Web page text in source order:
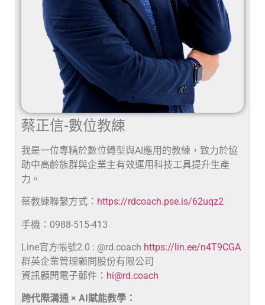
蔡正信-數位教練
我是一位專精於數位轉型與AI應用的教練，致力於協
助中高齡族群與企業主有效運用科技工具提升生產
力。
蔡教練聯繫方式： https://rdcoach.pse.is/62uqz2
手機：0988-515-413
Line官方帳號2.0 : @rd.coach https://lin.ee/n4T9CGA
群英企業管理顧問股份有限公司
資訊顧問電子郵件： hi@rd.coach
跨代際溝通 × AI賦能教學：